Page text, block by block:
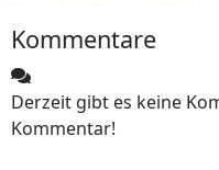
Kommentare
Derzeit gibt es keine
Kommentar!